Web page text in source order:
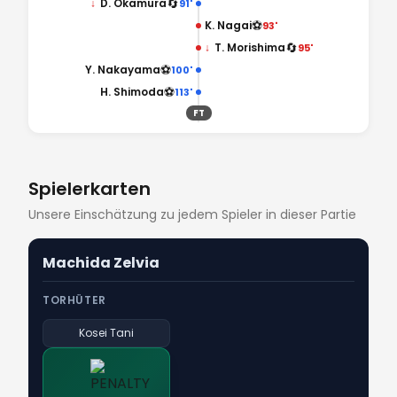
91'
↓ D. Okamura
K. Nagai⚽93'
↓ T. Morishima🔄95'
100'
⚽
Y. Nakayama
113'
⚽
H. Shimoda
FT
Spielerkarten
Unsere Einschätzung zu jedem Spieler in dieser Partie
Machida Zelvia
TORHÜTER
Kosei Tani